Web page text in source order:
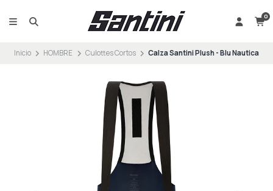
0
Inicio HOMBRE Culottes Cortos Calza Santini Plush - Blu Nautica